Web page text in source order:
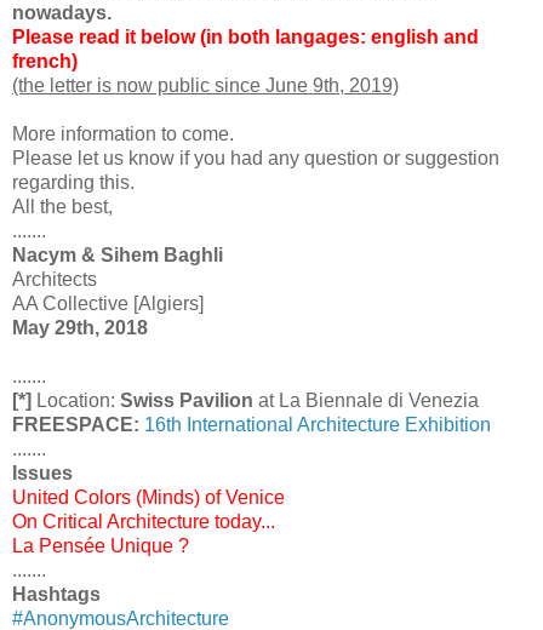
nowadays.
Please read it below (in both langages: english and
french)
(the letter is now public since June 9th, 2019)
More information to come.
Please let us know if you had any question or suggestion
regarding this.
All the best,
.......
Nacym & Sihem Baghli
Architects
AA Collective [Algiers]
May 29th, 2018
.......
[*] Location: Swiss Pavilion at La Biennale di Venezia
FREESPACE: 16th International Architecture Exhibition
.......
Issues
United Colors (Minds) of Venice
On Critical Architecture today...
La Pensée Unique ?
.......
Hashtags
#AnonymousArchitecture